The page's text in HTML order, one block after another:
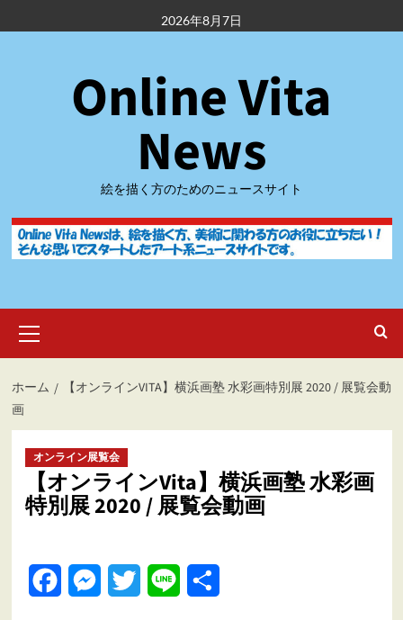
容
2026年8月7日
Online Vita
News
絵を描く方のためのニュースサイト
イ
ン
ニ
ー
ホーム
【オンラインVITA】横浜画塾 水彩画特別展 2020 / 展覧会動
画
オンライン展覧会
【オンラインVita】横浜画塾 水彩画
特別展 2020 / 展覧会動画
FacebookMessenger
Twitter Line